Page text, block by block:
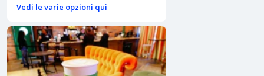
Vedi le varie opzioni qui